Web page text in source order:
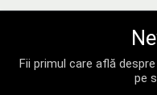
Fii primul care află
pe